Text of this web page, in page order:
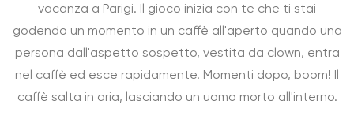
vacanza a Parigi. Il gioco inizia con te che ti stai
godendo un momento in un caffè all'aperto quando una
persona dall'aspetto sospetto, vestita da clown, entra
nel caffè ed esce rapidamente. Momenti dopo, boom! Il
caffè salta in aria, lasciando un uomo morto all'interno.